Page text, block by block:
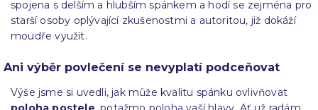
spojena s delším a hlubším spánkem a hodí se zejména pro
starší osoby oplývající zkušenostmi a autoritou, již dokáží
moudře využít.
Ani výběr povlečení se nevyplatí podceňovat
Výše jsme si uvedli, jak může kvalitu spánku ovlivňovat